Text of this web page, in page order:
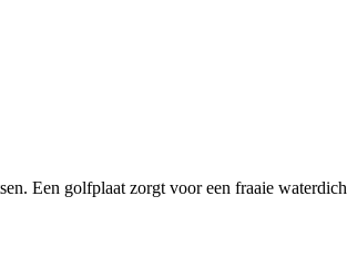
Een golfplaat zorgt voor een fraaie